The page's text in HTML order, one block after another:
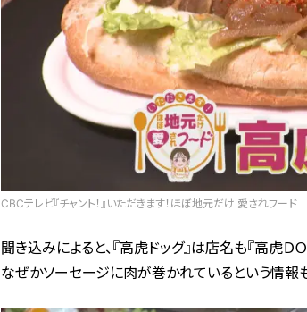
CBCテレビ『チャント！』いただきます！ほぼ地元だけ 愛されフード
聞き込みによると、『高虎ドッグ』は店名も『高虎Ｄ
なぜかソーセージに肉が巻かれているという情報